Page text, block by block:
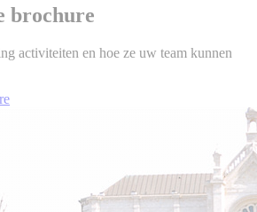
brochure
activiteiten en hoe ze uw team kunnen